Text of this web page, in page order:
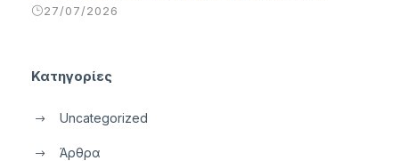
27/07/2026
Κατηγορίες
Uncategorized
Άρθρα